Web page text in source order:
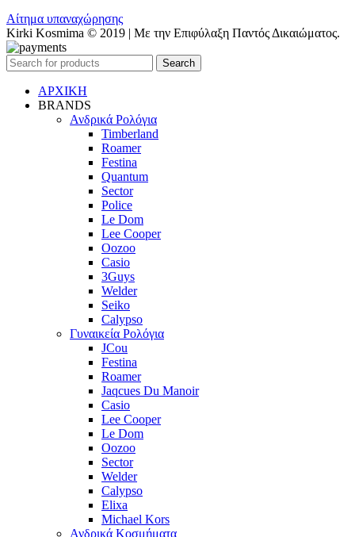
Αίτημα υπαναχώρησης
Kirki Kosmima © 2019 | Με την Επιφύλαξη Παντός Δικαιώματος.
Search
ΑΡΧΙΚΗ
BRANDS
Ανδρικά Ρολόγια
Timberland
Roamer
Festina
Quantum
Sector
Police
Le Dom
Lee Cooper
Oozoo
Casio
3Guys
Welder
Seiko
Calypso
Γυναικεία Ρολόγια
JCou
Festina
Roamer
Jaqcues Du Manoir
Casio
Lee Cooper
Le Dom
Oozoo
Sector
Welder
Calypso
Elixa
Michael Kors
Ανδρικά Κοσμήματα